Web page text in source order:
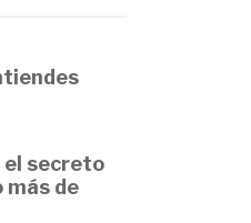
el secreto
más de